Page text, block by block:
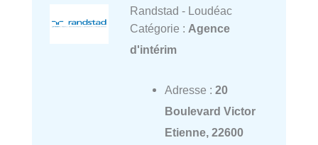
Randstad - Loudéac
Catégorie : Agence
d'intérim
Adresse : 20
Boulevard Victor
Etienne, 22600